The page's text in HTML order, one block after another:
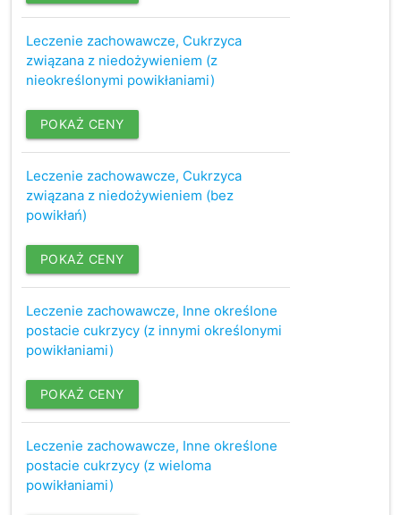
Leczenie zachowawcze, Cukrzyca
związana z niedożywieniem (z
nieokreślonymi powikłaniami)
POKAŻ CENY
Leczenie zachowawcze, Cukrzyca
związana z niedożywieniem (bez
powikłań)
POKAŻ CENY
Leczenie zachowawcze, Inne określone
postacie cukrzycy (z innymi określonymi
powikłaniami)
POKAŻ CENY
Leczenie zachowawcze, Inne określone
postacie cukrzycy (z wieloma
powikłaniami)